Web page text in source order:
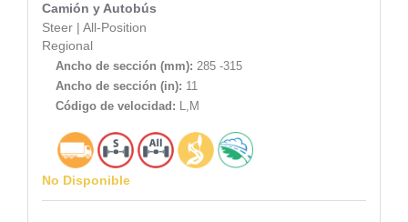
Camión y Autobús
Steer | All-Position
Regional
Ancho de sección (mm): 285 -315
Ancho de sección (in): 11
Código de velocidad: L,M
No Disponible